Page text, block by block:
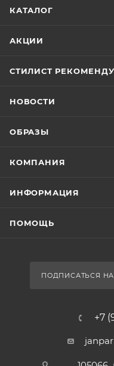
КАТАЛОГ
АКЦИИ
СТИЛИСТ
НОВОСТИ
ОБРАЗЫ
КОМПАНИЯ
ИНФОРМАЦИЯ
ПОМОЩЬ
ПОДПИСАТЬСЯ
+7